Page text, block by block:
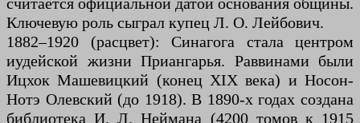
Ключевую роль сыграл купец Л. О. Лейбович.
1882–1920 (расцвет): Синагога стала центром
иудейской жизни Приангарья. Раввинами были
Ицхок Машевицкий (конец XIX века) и Носон-
Нотэ Олевский (до 1918). В 1890-х годах создана
библиотека И. Л. Неймана (4200 томов к 1915